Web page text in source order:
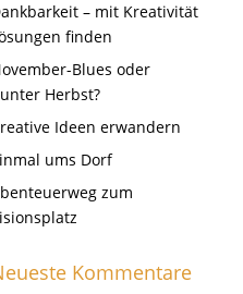
– mit Kreativität
finden
Blues oder
Herbst?
Ideen erwandern
ums Dorf
zum
Kommentare